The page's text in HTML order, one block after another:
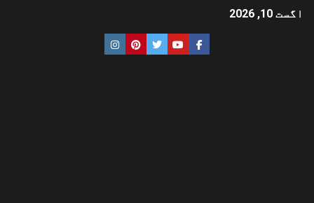
اگست 10, 2026